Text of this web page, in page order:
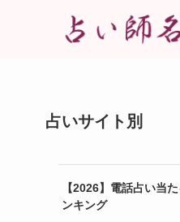
占いサイト別
【2026】電話占い当
ンキング